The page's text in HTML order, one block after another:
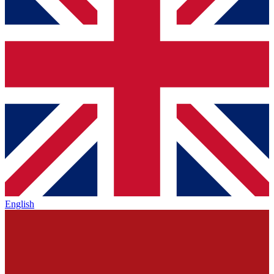
English